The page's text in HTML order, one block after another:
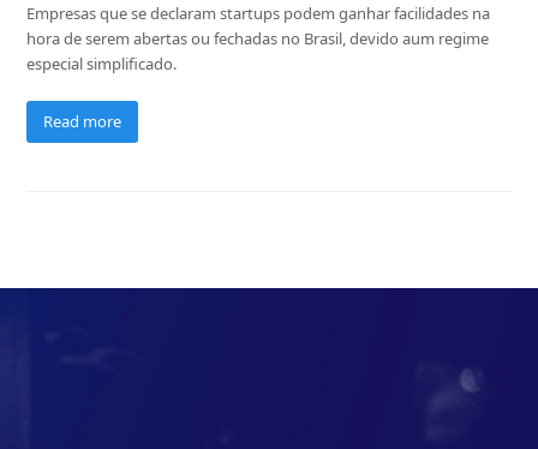
Empresas que se declaram startups podem ganhar facilidades na
hora de serem abertas ou fechadas no Brasil, devido aum regime
especial simplificado.
Read more